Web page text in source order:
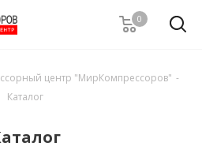
0
центр "МирКомпрессоров" -
Каталог